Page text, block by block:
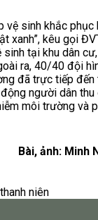
vệ sinh khắc phục
xanh”, kêu gọi
tại khu dân
ra, 40/40 đội
đã trực tiếp
người dân thu
môi trường và
Bài, ảnh: Minh
thanh niên